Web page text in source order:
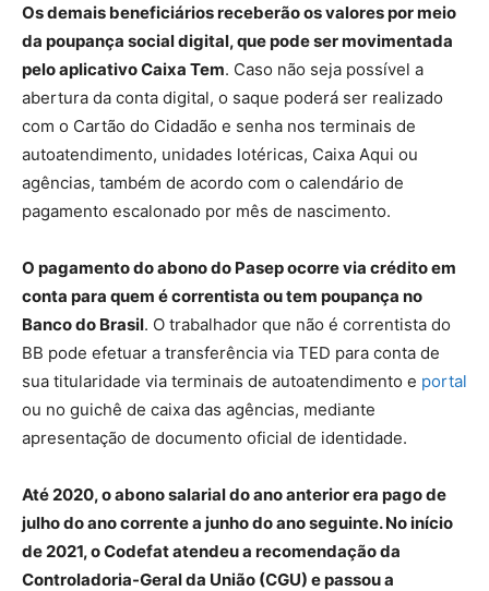
Os demais beneficiários receberão os valores por meio
da poupança social digital, que pode ser movimentada
pelo aplicativo Caixa Tem. Caso não seja possível a
abertura da conta digital, o saque poderá ser realizado
com o Cartão do Cidadão e senha nos terminais de
autoatendimento, unidades lotéricas, Caixa Aqui ou
agências, também de acordo com o calendário de
pagamento escalonado por mês de nascimento.
O pagamento do abono do Pasep ocorre via crédito em
conta para quem é correntista ou tem poupança no
Banco do Brasil. O trabalhador que não é correntista do
BB pode efetuar a transferência via TED para conta de
sua titularidade via terminais de autoatendimento e portal
ou no guichê de caixa das agências, mediante
apresentação de documento oficial de identidade.
Até 2020, o abono salarial do ano anterior era pago de
julho do ano corrente a junho do ano seguinte. No início
de 2021, o Codefat atendeu a recomendação da
Controladoria-Geral da União (CGU) e passou a